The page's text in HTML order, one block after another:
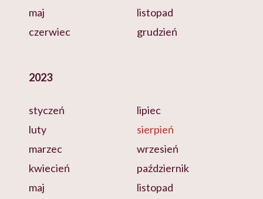
maj
czerwiec
listopad
grudzień
2023
styczeń
luty
marzec
kwiecień
maj
lipiec
sierpień
wrzesień
październik
listopad